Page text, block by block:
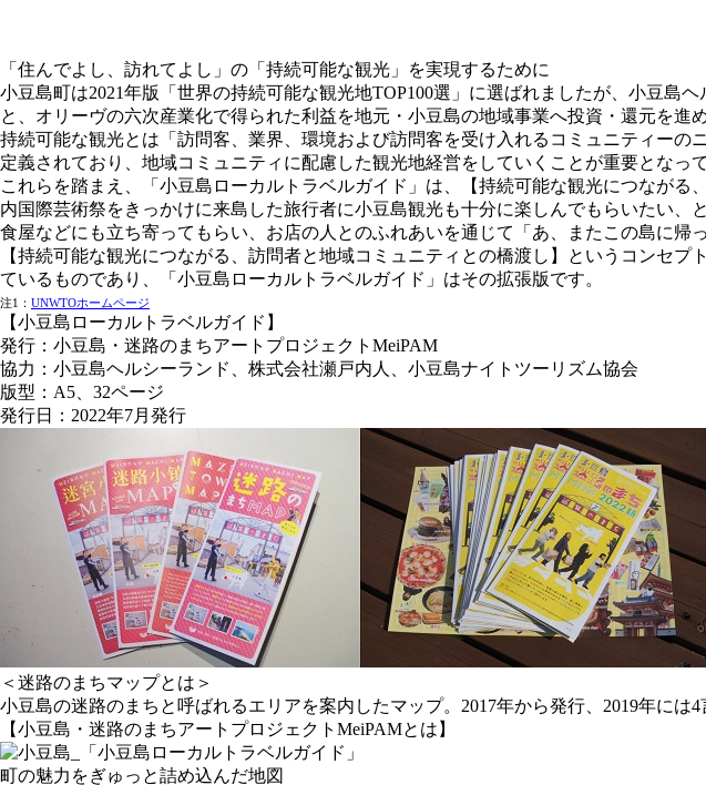
「住んでよし、訪れてよし」の「持続可能な観光」を実現するために
小豆島町は2021年版「世界の持続可能な観光地TOP100選」に選ばれましたが、小豆島
と、オリーヴの六次産業化で得られた利益を地元・小豆島の地域事業へ投資・還元を進
持続可能な観光とは「訪問客、業界、環境および訪問客を受け入れるコミュニティー
定義されており、地域コミュニティに配慮した観光地経営をしていくことが重要となって
これらを踏まえ、「小豆島ローカルトラベルガイド」は、【持続可能な観光につなが
内国際芸術祭をきっかけに来島した旅行者に小豆島観光も十分に楽しんでもらいたい
食屋などにも立ち寄ってもらい、お店の人とのふれあいを通じて「あ、またこの島に
【持続可能な観光につながる、訪問者と地域コミュニティとの橋渡し】というコンセ
ているものであり、「小豆島ローカルトラベルガイド」はその拡張版です。
注1： UNWTOホームページ
【小豆島ローカルトラベルガイド】
発行：小豆島・迷路のまちアートプロジェクトMeiPAM
協力：小豆島ヘルシーランド、株式会社瀬戸内人、小豆島ナイトツーリズム協会
版型：A5、32ページ
発行日：2022年7月発行
＜迷路のまちマップとは＞
小豆島の迷路のまちと呼ばれるエリアを案内したマップ。2017年から発行、2019年には
【小豆島・迷路のまちアートプロジェクトMeiPAMとは】
町の魅力をぎゅっと詰め込んだ地図